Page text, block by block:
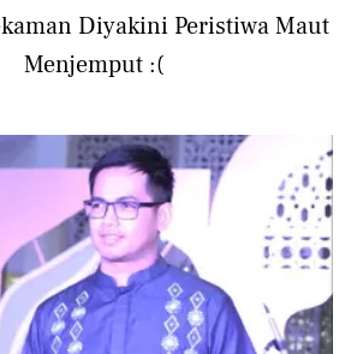
Diyakini Peristiwa Maut
Menjemput :(